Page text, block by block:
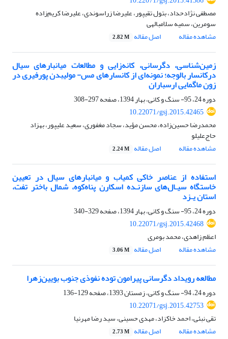
مصطفی نژادحداد، بتول تقی‎پور، علیرضا زراسوندی، علیرضا کریم‌زاده
سومرین، سمیه سلامب‎الهی
مشاهده مقاله
اصل مقاله 2.82 M
زمین‌شناسی، دگرسانی، کانه‌زایی و مطالعات میانبارهای سیال
درکانسار بالوجه؛ نمونه‌ای از کانسارهای مس- مولیبدن پورفیری در
زون ماگمایی ارسباران
دوره 24، 95- سنگ و کانی، بهار 1394، صفحه
297-308
10.22071/gsj.2015.42465
محمد‌رضا حسین‌زاده، محسن مؤید، سجاد مغفوری، سعید علیپور، بهزاد
حاج‌علیلو
مشاهده مقاله
اصل مقاله 2.24 M
استفاده از عناصر خاکی کمیاب و میانبارهای سیال در تعیین
خاستگاه سیـال‌های سازنـده اسکارن پناه‌کوه، شمال باختر تفت،
استان یـزد
دوره 24، 95- سنگ و کانی، بهار 1394، صفحه
329-340
10.22071/gsj.2015.42468
اعظم زاهدی، محمد بومری
مشاهده مقاله
اصل مقاله 3.06 M
مطالعه رویداد دگرسانی پیرامون توده نفوذی جنوب بویین‌زهرا
دوره 24، 94- سنگ و کانی، زمستان 1393، صفحه
129-136
10.22071/gsj.2015.42753
تقی نبئی، احمد خاکزاد، مهدی حسینی، سید رضا مهرنیا
مشاهده مقاله
اصل مقاله 2.73 M